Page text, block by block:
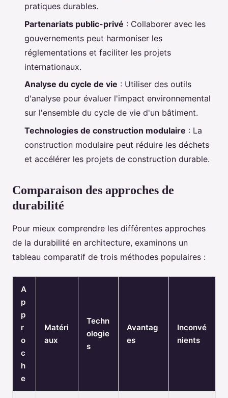
pratiques durables.
Partenariats public-privé : Collaborer avec les
gouvernements peut harmoniser les
réglementations et faciliter les projets
internationaux.
Analyse du cycle de vie : Utiliser des outils
d'analyse pour évaluer l'impact environnemental
sur l'ensemble du cycle de vie d'un bâtiment.
Technologies de construction modulaire : La
construction modulaire peut réduire les déchets
et accélérer les projets de construction durable.
Comparaison des approches de
durabilité
Pour mieux comprendre les différentes approches
de la durabilité en architecture, examinons un
tableau comparatif de trois méthodes populaires :
A
p
p
r
o
c
h
e
Matéri
aux
Techn
ologie
s
Avantag
es
Inconvé
nients